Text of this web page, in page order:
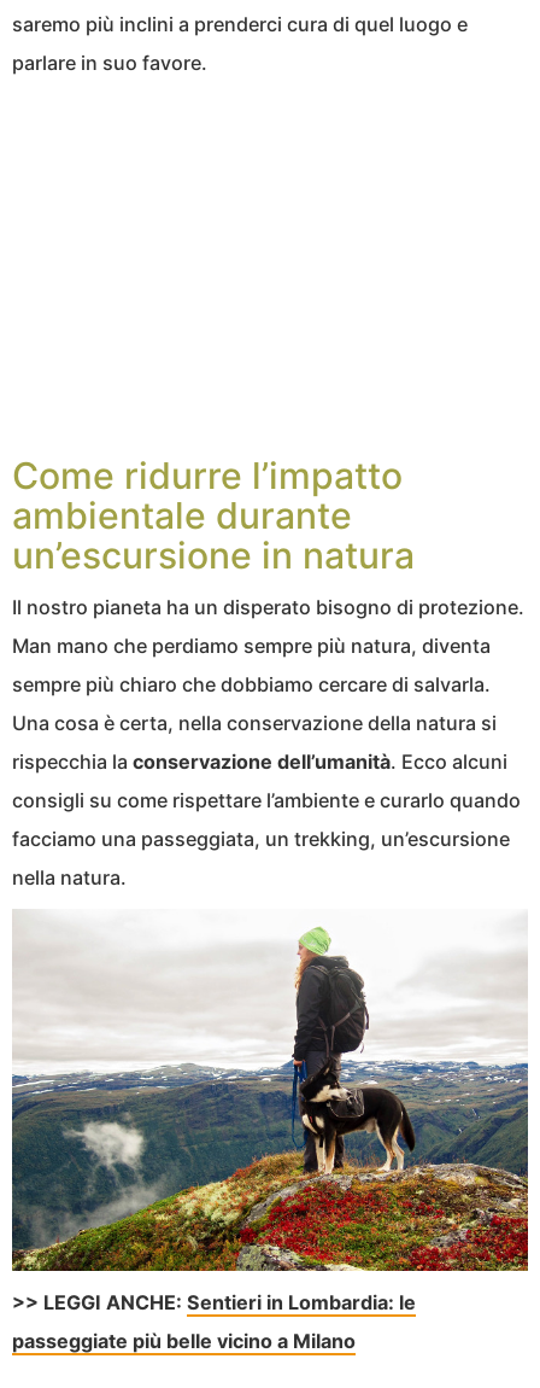
saremo più inclini a prenderci cura di quel luogo e
parlare in suo favore.
Come ridurre l’impatto
ambientale durante
un’escursione in natura
Il nostro pianeta ha un disperato bisogno di protezione.
Man mano che perdiamo sempre più natura, diventa
sempre più chiaro che dobbiamo cercare di salvarla.
Una cosa è certa, nella conservazione della natura si
rispecchia la conservazione dell’umanità. Ecco alcuni
consigli su come rispettare l’ambiente e curarlo quando
facciamo una passeggiata, un trekking, un’escursione
nella natura.
>> LEGGI ANCHE: Sentieri in Lombardia: le
passeggiate più belle vicino a Milano